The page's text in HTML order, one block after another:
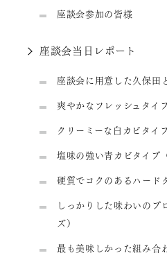
座談会参加の皆様
座談会当日レポート
座談会に用意した久保田
爽やかなフレッシュタイ
クリーミーな白カビタイ
塩味の強い青カビタイプ
硬質でコクのあるハード
しっかりした味わいのプ
ズ）
最も美味しかった組み合